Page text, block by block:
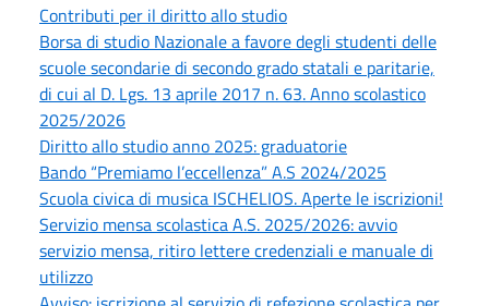
Contributi per il diritto allo studio
Borsa di studio Nazionale a favore degli studenti delle
scuole secondarie di secondo grado statali e paritarie,
di cui al D. Lgs. 13 aprile 2017 n. 63. Anno scolastico
2025/2026
Diritto allo studio anno 2025: graduatorie
Bando “Premiamo l’eccellenza” A.S 2024/2025
Scuola civica di musica ISCHELIOS. Aperte le iscrizioni!
Servizio mensa scolastica A.S. 2025/2026: avvio
servizio mensa, ritiro lettere credenziali e manuale di
utilizzo